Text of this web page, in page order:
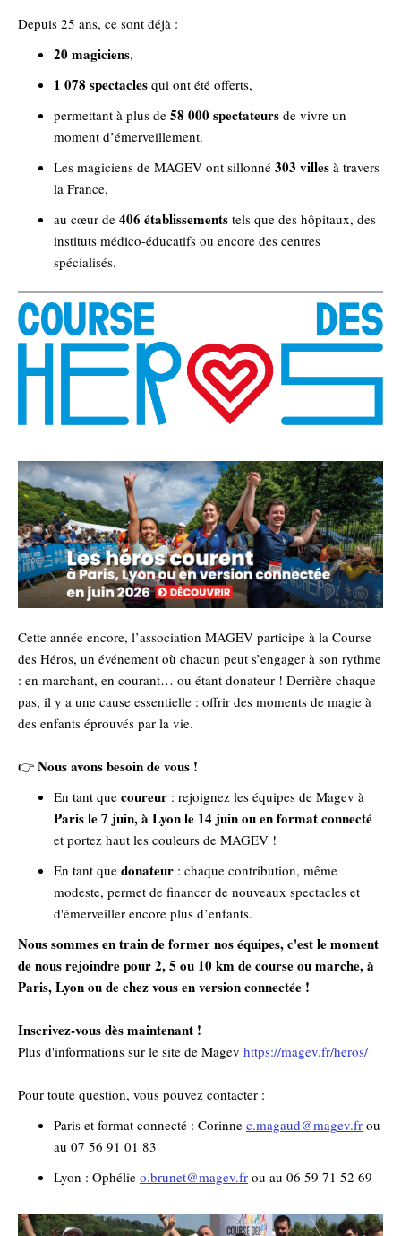
Depuis 25 ans, ce sont déjà :
20 magiciens,
1 078 spectacles qui ont été offerts,
permettant à plus de 58 000 spectateurs de vivre un
moment d’émerveillement.
Les magiciens de MAGEV ont sillonné 303 villes à travers
la France,
au cœur de 406 établissements tels que des hôpitaux, des
instituts médico-éducatifs ou encore des centres
spécialisés.
Cette année encore, l’association MAGEV participe à la Course
des Héros, un événement où chacun peut s’engager à son rythme
: en marchant, en courant… ou étant donateur ! Derrière chaque
pas, il y a une cause essentielle : offrir des moments de magie à
des enfants éprouvés par la vie.
👉 Nous avons besoin de vous !
En tant que coureur : rejoignez les équipes de Magev à
Paris le 7 juin, à Lyon le 14 juin ou en format connecté
et portez haut les couleurs de MAGEV !
En tant que donateur : chaque contribution, même
modeste, permet de financer de nouveaux spectacles et
d'émerveiller encore plus d’enfants.
Nous sommes en train de former nos équipes, c'est le moment
de nous rejoindre pour 2, 5 ou 10 km de course ou marche, à
Paris, Lyon ou de chez vous en version connectée !
Inscrivez-vous dès maintenant !
Plus d'informations sur le site de Magev https://magev.fr/heros/
Pour toute question, vous pouvez contacter :
Paris et format connecté : Corinne c.magaud@magev.fr ou
au 07 56 91 01 83
Lyon : Ophélie o.brunet@magev.fr ou au 06 59 71 52 69